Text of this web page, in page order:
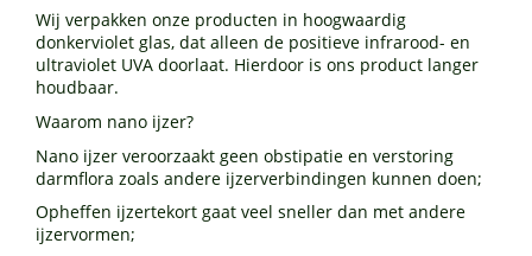
Wij verpakken onze producten in hoogwaardig
donkerviolet glas, dat alleen de positieve infrarood- en
ultraviolet UVA doorlaat. Hierdoor is ons product langer
houdbaar.
Waarom nano ijzer?
Nano ijzer veroorzaakt geen obstipatie en verstoring
darmflora zoals andere ijzerverbindingen kunnen doen;
Opheffen ijzertekort gaat veel sneller dan met andere
ijzervormen;